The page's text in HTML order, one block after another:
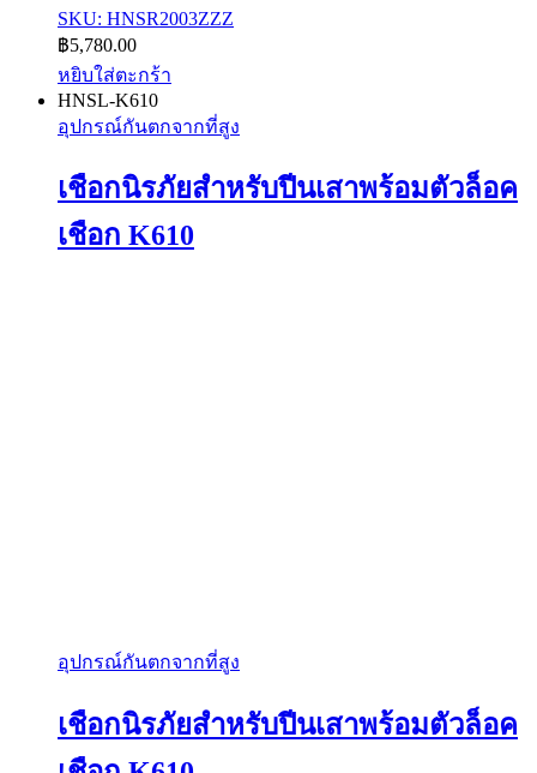
SKU: HNSR2003ZZZ
฿5,780.00
หยิบใส่ตะกร้า
HNSL-K610
อุปกรณ์กันตกจากที่สูง
เชือกนิรภัยสำหรับปีนเสาพร้อมตัวล็อค
เชือก K610
อุปกรณ์กันตกจากที่สูง
เชือกนิรภัยสำหรับปีนเสาพร้อมตัวล็อค